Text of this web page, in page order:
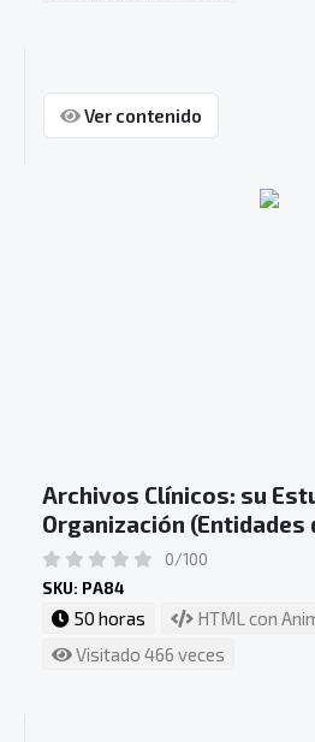
Ver contenido
Archivos Clínicos: su
Organización (Entidades
0/100
SKU: PA84
50 horas
HTML con
Visitado 466 veces